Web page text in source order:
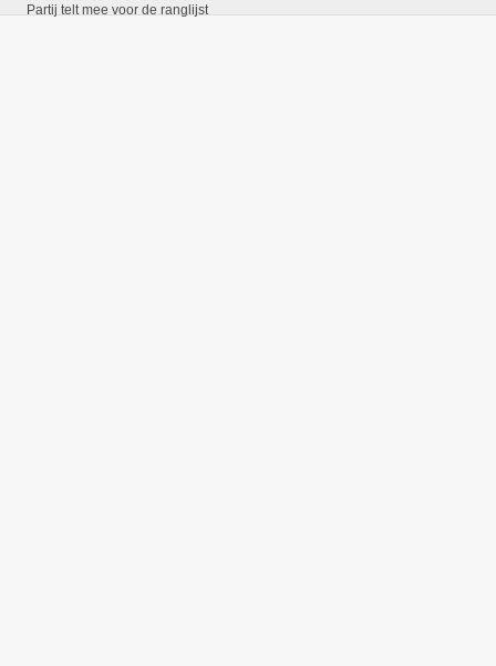
Partij telt mee voor de ranglijst